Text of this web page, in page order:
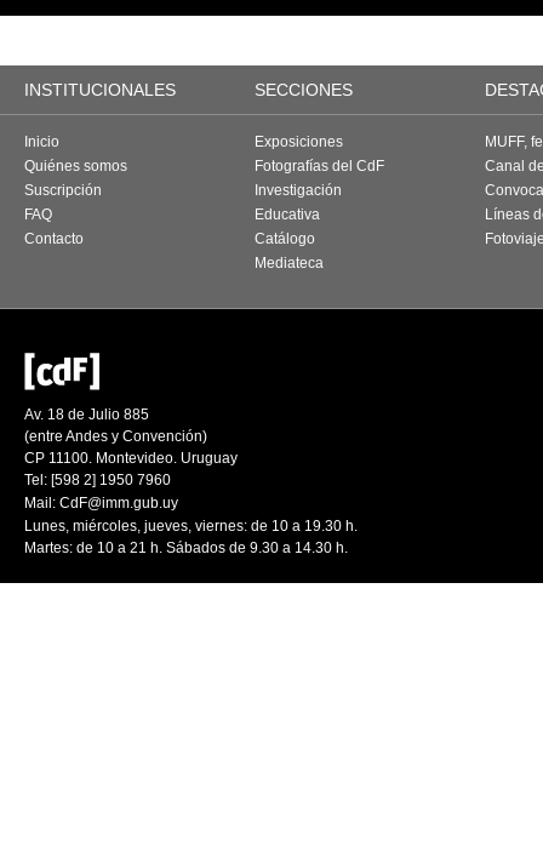
INSTITUCIONALES SECCIONES
Inicio
Quiénes somos
Suscripción
FAQ
Contacto
Exposiciones
Fotografías del CdF
Investigación
Educativa
Catálogo
Mediateca
MUFF,
Canal
Líneas
Av. 18 de Julio 885
(entre Andes y Convención)
CP 11100. Montevideo. Uruguay
Tel: [598 2] 1950 7960
Mail: CdF@imm.gub.uy
Lunes, miércoles, jueves, viernes: de 10 a 19.30 h.
Martes: de 10 a 21 h. Sábados de 9.30 a 14.30 h.